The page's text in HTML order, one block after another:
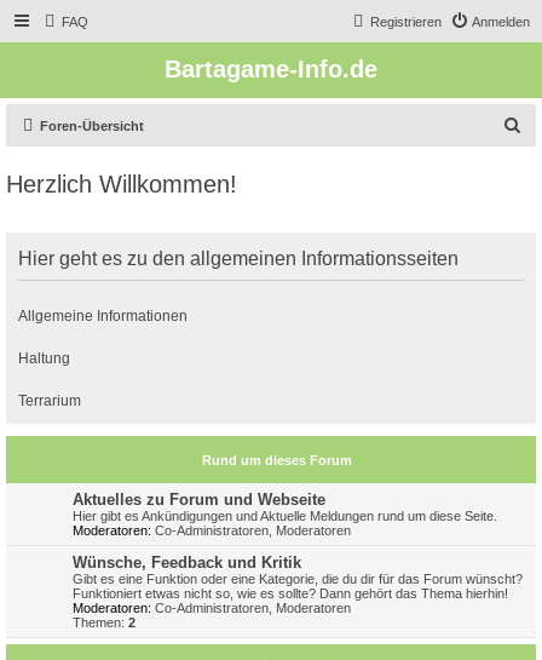
FAQ Anmelden
Registrieren
Bartagame-Info.de
Foren-Übersicht
Herzlich Willkommen!
Hier geht es zu den allgemeinen Informationsseiten
Allgemeine Informationen
Haltung
Terrarium
Rund um dieses Forum
Aktuelles zu Forum und Webseite
Hier gibt es Ankündigungen und Aktuelle Meldungen rund um diese Seite.
Moderatoren: Co-Administratoren Moderatoren
Wünsche, Feedback und Kritik
Gibt es eine Funktion oder eine Kategorie, die du dir für das Forum wünscht?
Funktioniert etwas nicht so, wie es sollte? Dann gehört das Thema hierhin!
Moderatoren: Co-Administratoren Moderatoren
Themen: 2